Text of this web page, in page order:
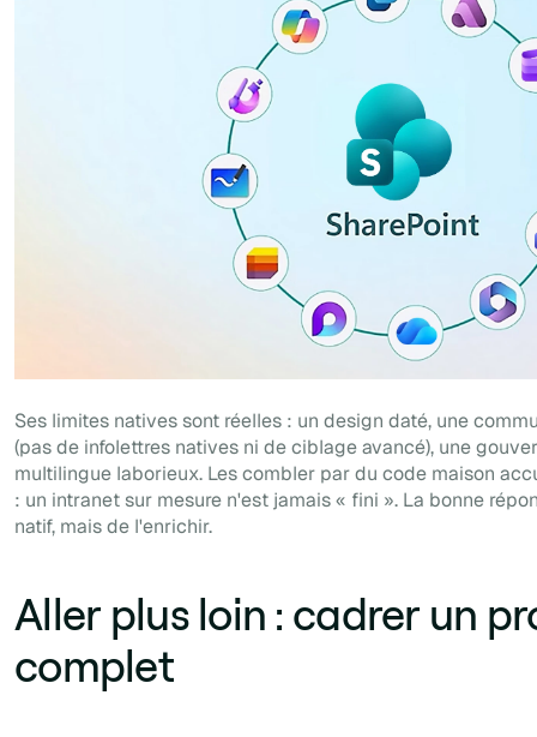
Ses limites natives sont réelles : un design daté, une
(pas de infolettres natives ni de ciblage avancé), une
multilingue laborieux. Les combler par du code maison
: un intranet sur mesure n'est jamais « fini ». La bonne
natif, mais de l'enrichir.
Aller plus loin : cadrer un
complet